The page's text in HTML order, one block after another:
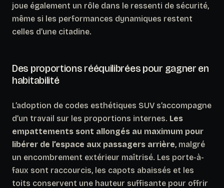
joue également un rôle dans le ressenti de sécurité,
même si les performances dynamiques restent
celles d’une citadine.
Des proportions rééquilibrées pour gagner en
habitabilité
L’adoption de codes esthétiques SUV s’accompagne
d’un travail sur les proportions internes. Les
empattements sont allongés au maximum pour
libérer de l’espace aux passagers arrière, malgré
un encombrement extérieur maîtrisé. Les porte-à-
faux sont raccourcis, les capots abaissés et les
toits conservent une hauteur suffisante pour offrir